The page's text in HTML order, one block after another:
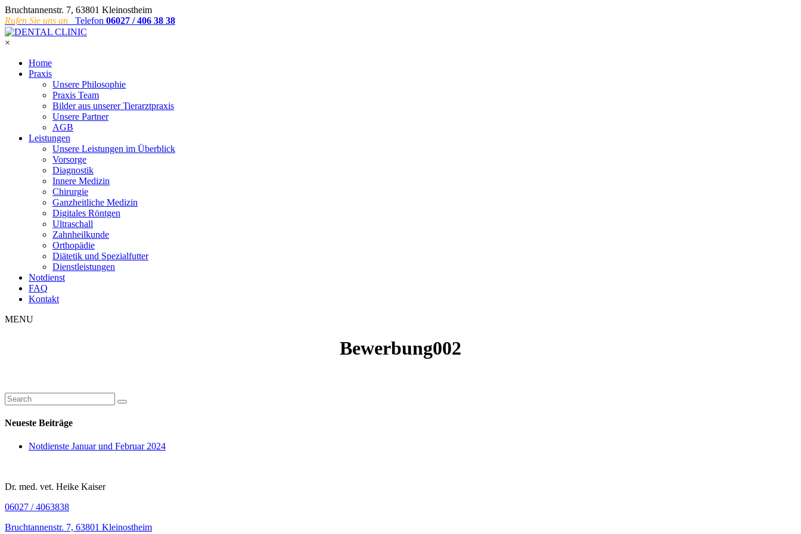
Bruchtannenstr. 7, 63801 Kleinostheim
Rufen Sie uns an
Telefon 06027 / 406 38 38
×
Home
Praxis
Unsere Philosophie
Praxis Team
Bilder aus unserer Tierarztpraxis
Unsere Partner
AGB
Leistungen
Unsere Leistungen im Überblick
Vorsorge
Diagnostik
Innere Medizin
Chirurgie
Ganzheitliche Medizin
Digitales Röntgen
Ultraschall
Zahnheilkunde
Orthopädie
Diätetik und Spezialfutter
Dienstleistungen
Notdienst
FAQ
Kontakt
MENU
Bewerbung002
Neueste Beiträge
Notdienste Januar und Februar 2024
Dr. med. vet. Heike Kaiser
06027 / 4063838
Bruchtannenstr. 7, 63801 Kleinostheim